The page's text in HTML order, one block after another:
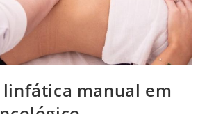
linfática manual em